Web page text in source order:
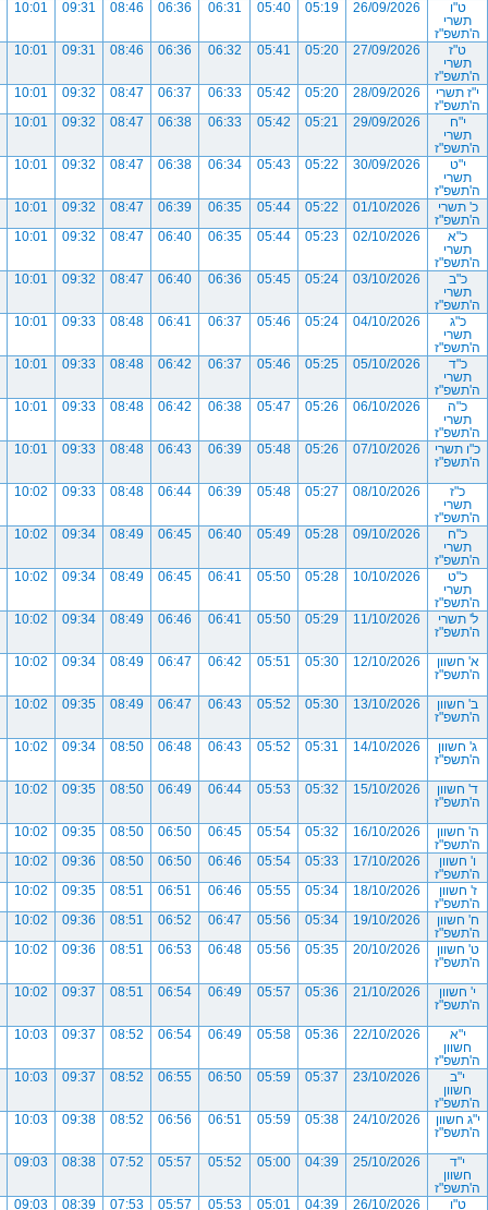
ט"ו
תשרי
ה'תשפ"ז
26/09/2026
05:19
05:40
06:31
06:36
08:46
09:31
10:01
ט"ז
תשרי
ה'תשפ"ז
27/09/2026
05:20
05:41
06:32
06:36
08:46
09:31
10:01
י"ז תשרי
ה'תשפ"ז
28/09/2026
05:20
05:42
06:33
06:37
08:47
09:32
10:01
י"ח
תשרי
ה'תשפ"ז
29/09/2026
05:21
05:42
06:33
06:38
08:47
09:32
10:01
י"ט
תשרי
ה'תשפ"ז
30/09/2026
05:22
05:43
06:34
06:38
08:47
09:32
10:01
כ' תשרי
ה'תשפ"ז
01/10/2026
05:22
05:44
06:35
06:39
08:47
09:32
10:01
כ"א
תשרי
ה'תשפ"ז
02/10/2026
05:23
05:44
06:35
06:40
08:47
09:32
10:01
כ"ב
תשרי
ה'תשפ"ז
03/10/2026
05:24
05:45
06:36
06:40
08:47
09:32
10:01
כ"ג
תשרי
ה'תשפ"ז
04/10/2026
05:24
05:46
06:37
06:41
08:48
09:33
10:01
כ"ד
תשרי
ה'תשפ"ז
05/10/2026
05:25
05:46
06:37
06:42
08:48
09:33
10:01
כ"ה
תשרי
ה'תשפ"ז
06/10/2026
05:26
05:47
06:38
06:42
08:48
09:33
10:01
כ"ו תשרי
ה'תשפ"ז
07/10/2026
05:26
05:48
06:39
06:43
08:48
09:33
10:01
כ"ז
תשרי
ה'תשפ"ז
08/10/2026
05:27
05:48
06:39
06:44
08:48
09:33
10:02
כ"ח
תשרי
ה'תשפ"ז
09/10/2026
05:28
05:49
06:40
06:45
08:49
09:34
10:02
כ"ט
תשרי
ה'תשפ"ז
10/10/2026
05:28
05:50
06:41
06:45
08:49
09:34
10:02
ל' תשרי
ה'תשפ"ז
11/10/2026
05:29
05:50
06:41
06:46
08:49
09:34
10:02
א' חשוון
ה'תשפ"ז
12/10/2026
05:30
05:51
06:42
06:47
08:49
09:34
10:02
ב' חשוון
ה'תשפ"ז
13/10/2026
05:30
05:52
06:43
06:47
08:49
09:35
10:02
ג' חשוון
ה'תשפ"ז
14/10/2026
05:31
05:52
06:43
06:48
08:50
09:34
10:02
ד' חשוון
ה'תשפ"ז
15/10/2026
05:32
05:53
06:44
06:49
08:50
09:35
10:02
ה' חשוון
ה'תשפ"ז
16/10/2026
05:32
05:54
06:45
06:50
08:50
09:35
10:02
ו' חשוון
ה'תשפ"ז
17/10/2026
05:33
05:54
06:46
06:50
08:50
09:36
10:02
ז' חשוון
ה'תשפ"ז
18/10/2026
05:34
05:55
06:46
06:51
08:51
09:35
10:02
ח' חשוון
ה'תשפ"ז
19/10/2026
05:34
05:56
06:47
06:52
08:51
09:36
10:02
ט' חשוון
ה'תשפ"ז
20/10/2026
05:35
05:56
06:48
06:53
08:51
09:36
10:02
י' חשוון
ה'תשפ"ז
21/10/2026
05:36
05:57
06:49
06:54
08:51
09:37
10:02
י"א
חשוון
ה'תשפ"ז
22/10/2026
05:36
05:58
06:49
06:54
08:52
09:37
10:03
י"ב
חשוון
ה'תשפ"ז
23/10/2026
05:37
05:59
06:50
06:55
08:52
09:37
10:03
י"ג חשוון
ה'תשפ"ז
24/10/2026
05:38
05:59
06:51
06:56
08:52
09:38
10:03
י"ד
חשוון
ה'תשפ"ז
25/10/2026
04:39
05:00
05:52
05:57
07:52
08:38
09:03
ט"ו
26/10/2026
04:39
05:01
05:53
05:57
07:53
08:39
09:03